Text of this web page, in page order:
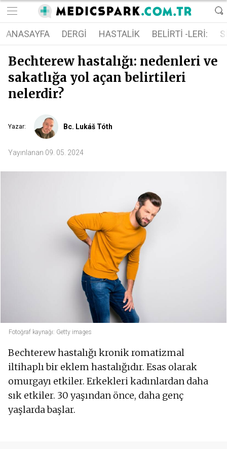
ANASAYFA DERGI HASTALIK BELIRTI -LERI:
Bechterew hastalığı: nedenleri ve
sakatlığa yol açan belirtileri
nelerdir?
Yazar: Bc. Lukáš Tóth
Yayınlanan 09. 05. 2024
Fotoğraf kaynağı: Getty images
Bechterew hastalığı kronik romatizmal
iltihaplı bir eklem hastalığıdır. Esas olarak
omurgayı etkiler. Erkekleri kadınlardan daha
sık etkiler. 30 yaşından önce, daha genç
yaşlarda başlar.